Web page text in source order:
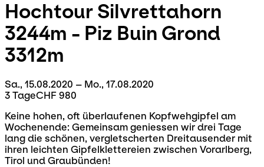
Hochtour Silvrettahorn
3244m - Piz Buin Grond
3312m
Sa., 15.08.2020 – Mo., 17.08.2020
3 TageCHF 980
Keine hohen, oft überlaufenen Kopfwehgipfel am
Wochenende: Gemeinsam geniessen wir drei Tage
lang die schönen, vergletscherten Dreitausender mit
ihren leichten Gipfelklettereien zwischen Vorarlberg,
Tirol und Graubünden!